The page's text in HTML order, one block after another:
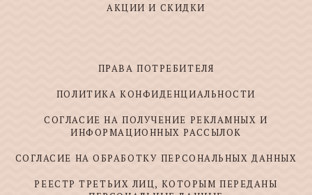
АКЦИИ И СКИДКИ
ПРАВА ПОТРЕБИТЕЛЯ
ПОЛИТИКА КОНФИДЕНЦИАЛЬНОСТИ
СОГЛАСИЕ НА ПОЛУЧЕНИЕ РЕКЛАМНЫХ И
ИНФОРМАЦИОННЫХ РАССЫЛОК
СОГЛАСИЕ НА ОБРАБОТКУ ПЕРСОНАЛЬНЫХ ДАННЫХ
РЕЕСТР ТРЕТЬИХ ЛИЦ, КОТОРЫМ ПЕРЕДАНЫ